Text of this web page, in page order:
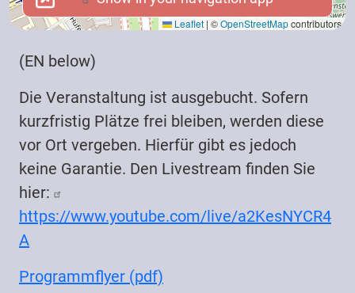
Leaflet | ©OpenStreetMapcontributors
(EN below)
Die Veranstaltung ist ausgebucht. Sofern
kurzfristig Plätze frei bleiben, werden diese
vor Ort vergeben. Hierfür gibt es jedoch
keine Garantie. Den Livestream finden Sie
hier:
https://www.youtube.com/live/a2KesNYCR4
A
Programmflyer (pdf)